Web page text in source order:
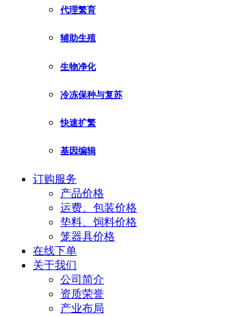
代理繁育
辅助生殖
生物净化
冷冻保种与复苏
快速扩繁
基因编辑
订购服务
产品价格
运费、包装价格
垫料、饲料价格
笼器具价格
在线下单
关于我们
公司简介
资质荣誉
产业布局